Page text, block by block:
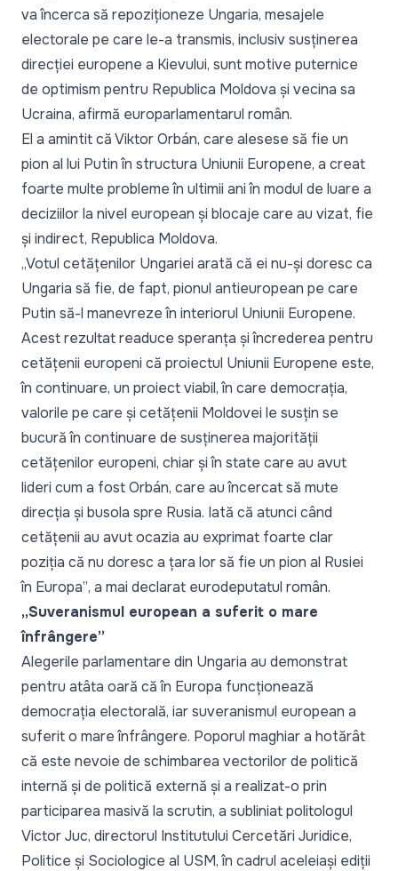
va încerca să repoziționeze Ungaria, mesajele
electorale pe care le-a transmis, inclusiv susținerea
direcției europene a Kievului, sunt motive puternice
de optimism pentru Republica Moldova și vecina sa
Ucraina, afirmă europarlamentarul român.
El a amintit că Viktor Orbán, care alesese să fie un
pion al lui Putin în structura Uniunii Europene, a creat
foarte multe probleme în ultimii ani în modul de luare a
deciziilor la nivel european și blocaje care au vizat, fie
și indirect, Republica Moldova.
„Votul cetățenilor Ungariei arată că ei nu-și doresc ca
Ungaria să fie, de fapt, pionul antieuropean pe care
Putin să-l manevreze în interiorul Uniunii Europene.
Acest rezultat readuce speranța și încrederea pentru
cetățenii europeni că proiectul Uniunii Europene este,
în continuare, un proiect viabil, în care democrația,
valorile pe care și cetățenii Moldovei le susțin se
bucură în continuare de susținerea majorității
cetățenilor europeni, chiar și în state care au avut
lideri cum a fost Orbán, care au încercat să mute
direcția și busola spre Rusia. Iată că atunci când
cetățenii au avut ocazia au exprimat foarte clar
poziția că nu doresc a țara lor să fie un pion al Rusiei
în Europa”, a mai declarat eurodeputatul român.
„Suveranismul european a suferit o mare
înfrângere”
Alegerile parlamentare din Ungaria au demonstrat
pentru atâta oară că în Europa funcționează
democrația electorală, iar suveranismul european a
suferit o mare înfrângere. Poporul maghiar a hotărât
că este nevoie de schimbarea vectorilor de politică
internă și de politică externă și a realizat-o prin
participarea masivă la scrutin, a subliniat politologul
Victor Juc, directorul Institutului Cercetări Juridice,
Politice și Sociologice al USM, în cadrul aceleiași ediții